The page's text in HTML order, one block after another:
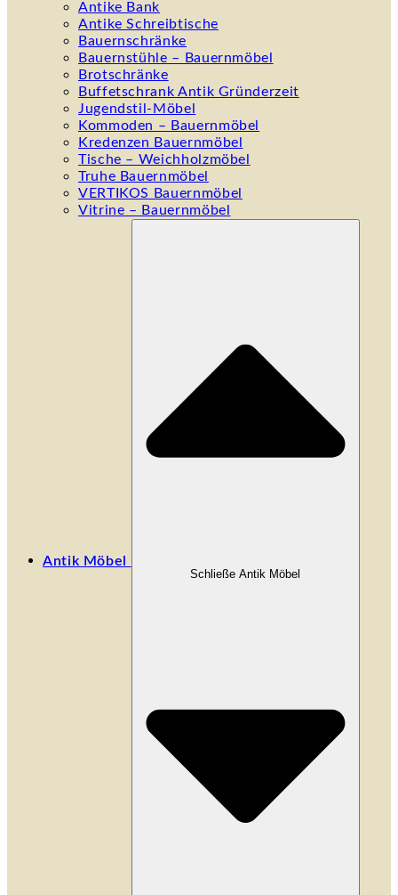
Antike Bank
Antike Schreibtische
Bauernschränke
Bauernstühle – Bauernmöbel
Brotschränke
Buffetschrank Antik Gründerzeit
Jugendstil-Möbel
Kommoden – Bauernmöbel
Kredenzen Bauernmöbel
Tische – Weichholzmöbel
Truhe Bauernmöbel
VERTIKOS Bauernmöbel
Vitrine – Bauernmöbel
Antik Möbel
Schließe Antik Möbel